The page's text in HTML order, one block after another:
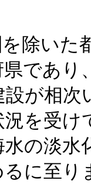
除いた
であり
が相
を受け
の淡水
に至り